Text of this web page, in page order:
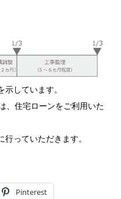
しています。
、住宅ローンをご利用いた
っていただきます。
Pinterest